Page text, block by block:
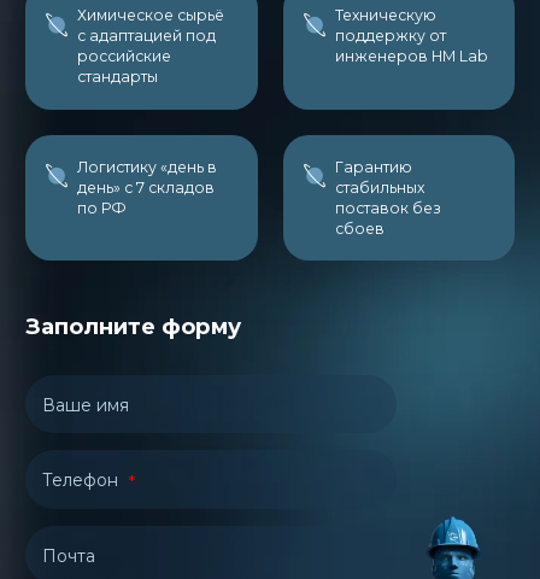
Химическое сырьё
с адаптацией под
российские
стандарты
Техническую
поддержку от
инженеров НМ Lab
Логистику «день в
день» с 7 складов
по РФ
Гарантию
стабильных
поставок без
сбоев
Заполните форму
Ваше имя
Телефон
Почта